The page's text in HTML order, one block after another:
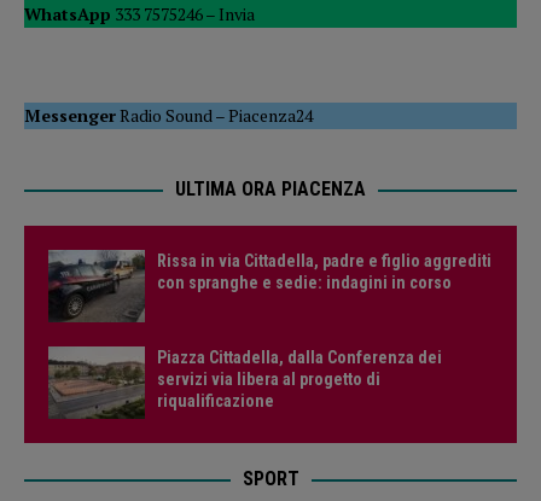
WhatsApp 333 7575246 – Invia
MessengerRadio Sound–Piacenza24
ULTIMA ORA PIACENZA
Rissa in via Cittadella, padre e figlio aggrediti
con spranghe e sedie: indagini in corso
Piazza Cittadella, dalla Conferenza dei
servizi via libera al progetto di
riqualificazione
SPORT